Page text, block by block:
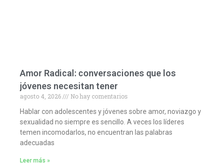
Amor Radical: conversaciones que los
jóvenes necesitan tener
agosto 4, 2026
No hay comentarios
Hablar con adolescentes y jóvenes sobre amor, noviazgo y
sexualidad no siempre es sencillo. A veces los líderes
temen incomodarlos, no encuentran las palabras
adecuadas
Leer más »